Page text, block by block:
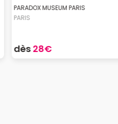
PARADOX MUSEUM PARIS
PARIS
dès28€